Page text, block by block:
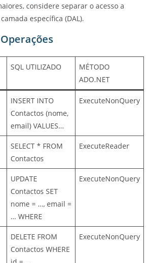
considere separar o acesso a
específica (DAL).
SQL UTILIZADO
MÉTODO
ADO.NET
INSERT INTO
Contactos (nome,
email) VALUES…
ExecuteNonQuery
SELECT * FROM
Contactos
ExecuteReader
UPDATE
Contactos SET
nome = …, email =
… WHERE
ExecuteNonQuery
DELETE FROM
Contactos WHERE
ExecuteNonQuery